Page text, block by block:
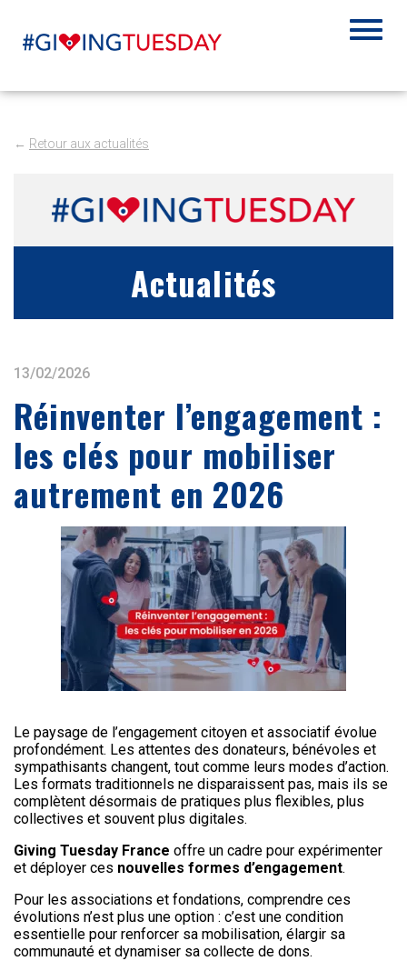
← Retour aux actualités
Actualités
13/02/2026
Réinventer l’engagement :
les clés pour mobiliser
autrement en 2026
Le paysage de l’engagement citoyen et associatif évolue
profondément. Les attentes des donateurs, bénévoles et
sympathisants changent, tout comme leurs modes d’action.
Les formats traditionnels ne disparaissent pas, mais ils se
complètent désormais de pratiques plus flexibles, plus
collectives et souvent plus digitales.
Giving Tuesday France offre un cadre pour expérimenter
et déployer ces nouvelles formes d’engagement.
Pour les associations et fondations, comprendre ces
évolutions n’est plus une option : c’est une condition
essentielle pour renforcer sa mobilisation, élargir sa
communauté et dynamiser sa collecte de dons.